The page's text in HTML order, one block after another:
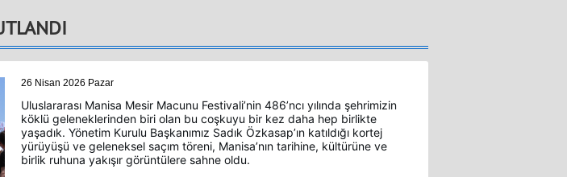
26 Nisan 2026 Pazar
Uluslararası Manisa Mesir Macunu Festivali’nin 486’ncı yılında şehrimizin
köklü geleneklerinden biri olan bu coşkuyu bir kez daha hep birlikte
yaşadık. Yönetim Kurulu Başkanımız Sadık Özkasap’ın katıldığı kortej
yürüyüşü ve geleneksel saçım töreni, Manisa’nın tarihine, kültürüne ve
birlik ruhuna yakışır görüntülere sahne oldu.